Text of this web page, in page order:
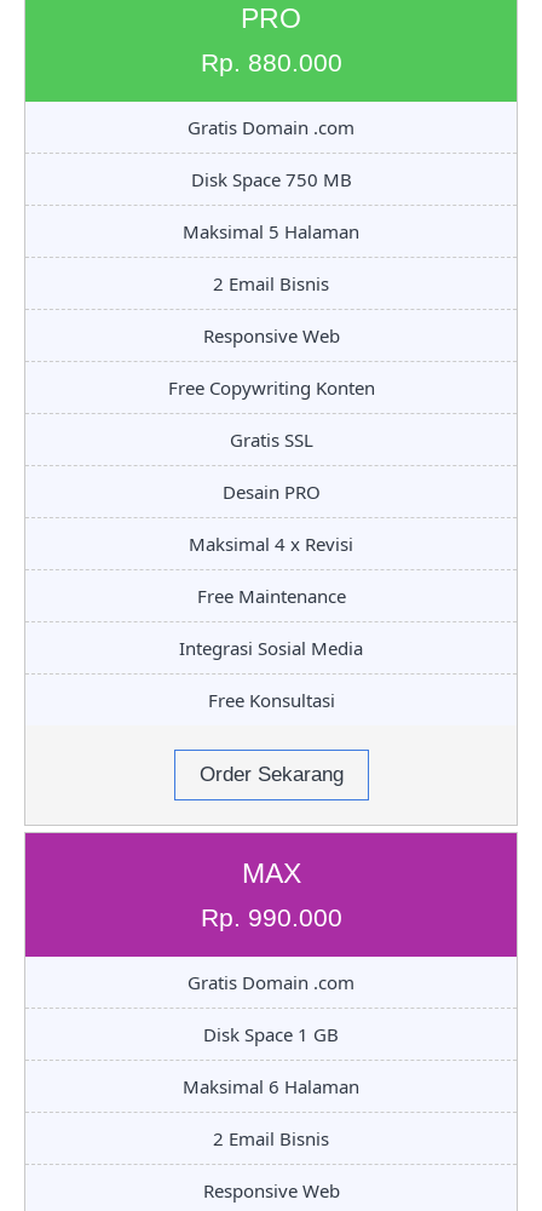
PRO
Rp. 880.000
Gratis Domain .com
Disk Space 750 MB
Maksimal 5 Halaman
2 Email Bisnis
Responsive Web
Free Copywriting Konten
Gratis SSL
Desain PRO
Maksimal 4 x Revisi
Free Maintenance
Integrasi Sosial Media
Free Konsultasi
Order Sekarang
MAX
Rp. 990.000
Gratis Domain .com
Disk Space 1 GB
Maksimal 6 Halaman
2 Email Bisnis
Responsive Web